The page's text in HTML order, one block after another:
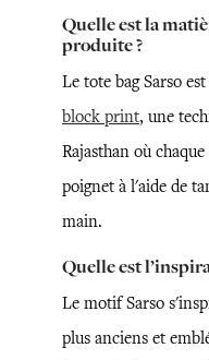
Quelle est la
produite ?
Le tote bag Sarso
block print, une
Rajasthan où
poignet à l'aide de
main.
Quelle est
Le motif Sarso
plus anciens et